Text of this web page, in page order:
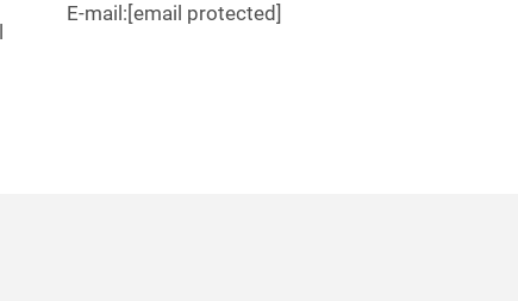
E-mail: [email protected]